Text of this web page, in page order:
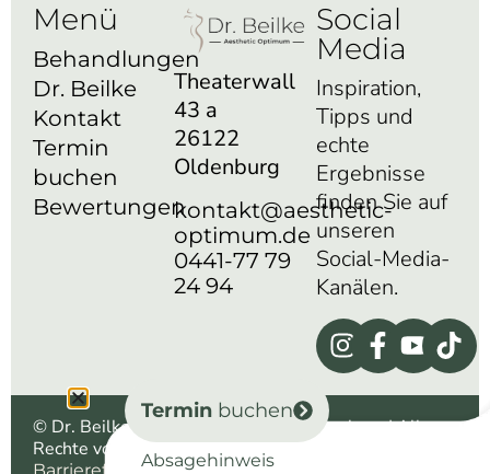
Menü
Behandlungen
Dr. Beilke
Kontakt
Termin
buchen
Bewertungen
Theaterwall
43 a
26122
Oldenburg
kontakt@aesthetic-
optimum.de
0441-77 79
24 94
Social
Media
Inspiration,
Tipps und
echte
Ergebnisse
finden Sie auf
unseren
Social-Media-
Kanälen.
© Dr. Beilke aesthetic optimum – Oldenburg | Alle
Rechte vorbehalten |Impressum|
Termin buchen
Absagehinweis